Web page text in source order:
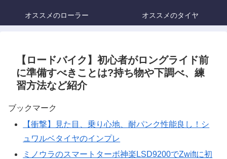
オススメのローラー オススメのタイヤ
【ロードバイク】初心者がロングライド前
に準備すべきことは?持ち物や下調べ、練
習方法など紹介
ブックマーク
【衝撃】見た目、乗り心地、耐パンク性能良し！シ
ュワルベタイヤのインプレ
ミノウラのスマートターボ神楽LSD9200でZwiftに初